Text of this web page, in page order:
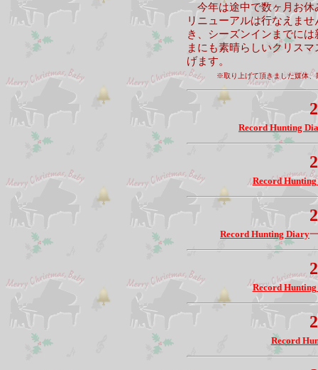
今年は途中で数ヶ月お休
リニューアルは行なえま
き、シーズンインまでに
まにも素晴らしいクリス
げます。
※取り上げて頂きました媒体、
Record Hunting
Record
Record Hunting Diary
Record
Record